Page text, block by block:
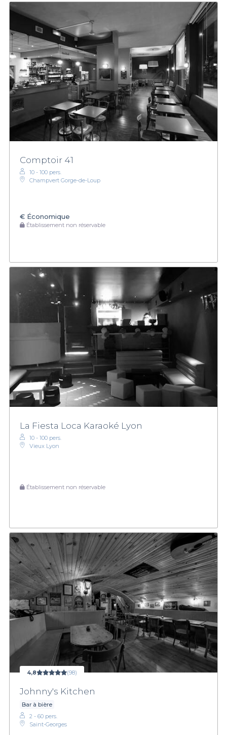
Comptoir 41
10 - 100 pers.
Champvert Gorge-de-Loup
€ Économique
Établissement non réservable
La Fiesta Loca Karaoké Lyon
10 - 100 pers.
Vieux Lyon
Établissement non réservable
4,8 (98)
Johnny's Kitchen
Bar à bière
2 - 60 pers.
Saint-Georges